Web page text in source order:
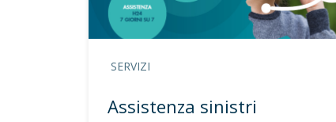
SERVIZI
Assistenza sinistri